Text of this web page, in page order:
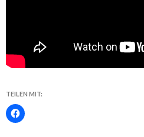
TEILEN MIT: